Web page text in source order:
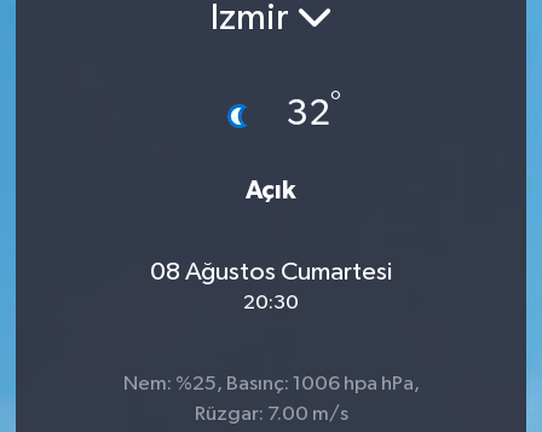
İzmir
32°
Açık
08 Ağustos Cumartesi
20:30
Nem: %25, Basınç: 1006 hpa hPa,
Rüzgar: 7.00 m/s